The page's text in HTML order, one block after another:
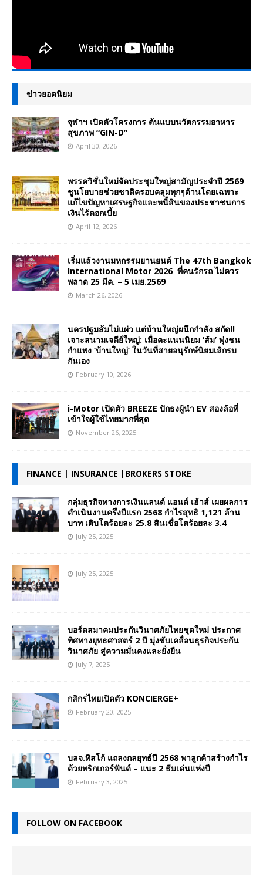
ข่าวยอดนิยม
จุฬาฯ เปิดตัวโครงการ ต้นแบบนวัตกรรมอาหาร
สุขภาพ “GIN-D”
April 30, 2026
พรรควิชั่นใหม่จัดประชุมใหญ่สามัญประจำปี 2569
ชูนโยบายช่วยชาติครอบคลุมทุกๆด้านโดยเฉพาะ
แก้ไขปัญหาเศรษฐกิจและหนี้สินของประชาชนการ
เงินไร้ดอกเบี้ย
April 12, 2026
เริ่มแล้วงานมหกรรมยานยนต์ The 47th Bangkok
International Motor 2026 ที่คนรักรถ ไม่ควร
พลาด 25 มีค. – 5 เมย.2569
March 26, 2026
นครปฐมส้มไม่แผ่ว แต่บ้านใหญ่ผนึกกำลัง สกัด!!
เจาะสนามเจดีย์ใหญ่: เมื่อคะแนนนิยม ‘ส้ม’ พุ่งชน
กำแพง ‘บ้านใหญ่’ ในวันที่สายอนุรักษ์นิยมเลิกรบ
กันเอง
February 10, 2026
i-Motor เปิดตัว BREEZE ปักธงผู้นำ EV สองล้อที่
เข้าใจผู้ใช้ไทยมากที่สุด
November 26, 2025
FINANCE | INSURANCE |BROKERS STOKE
กลุ่มธุรกิจทางการเงินแลนด์ แอนด์ เฮ้าส์ เผยผลการ
ดำเนินงานครึ่งปีแรก 2568 กำไรสุทธิ 1,121 ล้าน
บาท เติบโตร้อยละ 25.8 สินเชื่อโตร้อยละ 3.4
July 25, 2025
July 25, 2025
บอร์ดสมาคมประกันวินาศภัยไทยชุดใหม่ ประกาศ
ทิศทางยุทธศาสตร์ 2 ปี มุ่งขับเคลื่อนธุรกิจประกัน
วินาศภัย สู่ความมั่นคงและยั่งยืน
July 7, 2025
กสิกรไทยเปิดตัว KONCIERGE+
February 20, 2025
บลจ.ทิสโก้ แถลงกลยุทธ์ปี 2568 พาลูกค้าสร้างกำไร
ด้วยทริกเกอร์ฟันด์ – แนะ 2 ธีมเด่นแห่งปี
February 3, 2025
FOLLOW ON FACEBOOK